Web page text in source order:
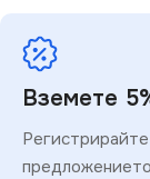
Вземете